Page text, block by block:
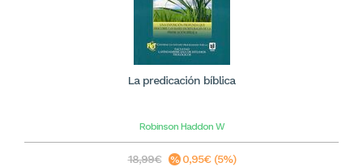
La predicación bíblica
Robinson Haddon W
18,99€ 0,95€ (5%)